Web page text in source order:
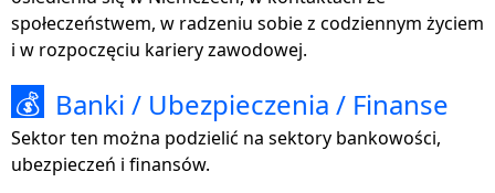
społeczeństwem, w radzeniu sobie z codziennym życiem
i w rozpoczęciu kariery zawodowej.
💰 Banki / Ubezpieczenia / Finanse
Sektor ten można podzielić na sektory bankowości,
ubezpieczeń i finansów.